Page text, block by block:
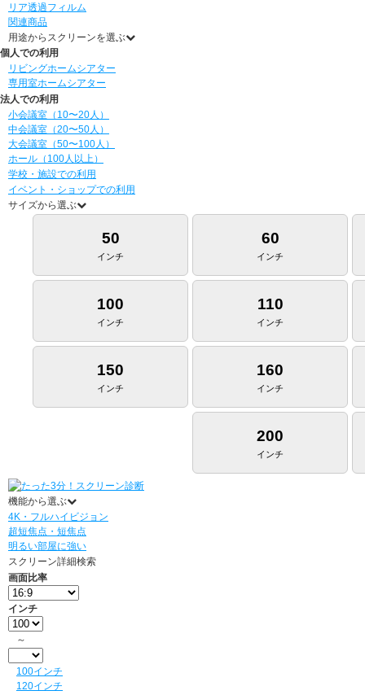
リア透過フィルム
関連商品
用途からスクリーンを選ぶ
個人での利用
リビングホームシアター
専用室ホームシアター
法人での利用
小会議室（10〜20人）
中会議室（20〜50人）
大会議室（50〜100人）
ホール（100人以上）
学校・施設での利用
イベント・ショップでの利用
サイズから選ぶ
50
インチ
60
インチ
100
インチ
110
インチ
150
インチ
160
インチ
200
インチ
機能から選ぶ
4K・フルハイビジョン
超短焦点・短焦点
明るい部屋に強い
スクリーン詳細検索
画面比率
インチ
～
100インチ
120インチ